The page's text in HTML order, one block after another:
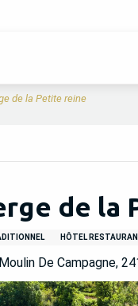
de la Petite reine
de la
HÔTEL
De Campagne,